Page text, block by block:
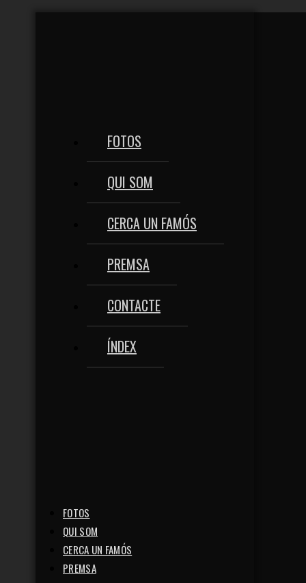
FOTOS
QUI SOM
CERCA UN FAMÓS
PREMSA
CONTACTE
ÍNDEX
FOTOS
QUI SOM
CERCA UN FAMÓS
PREMSA